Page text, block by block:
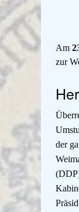
Am
zur
der